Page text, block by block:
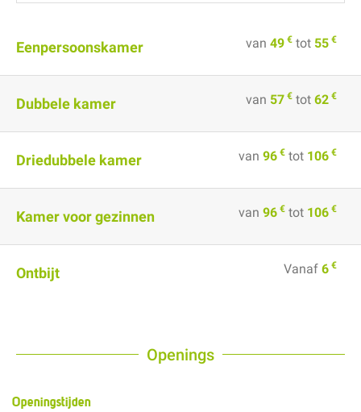
Eenpersoonskamer van 49 € tot 55 €
Dubbele kamer van 57 € tot 62 €
Driedubbele kamer van 96 € tot 106 €
Kamer voor gezinnen van 96 € tot 106 €
Ontbijt Vanaf 6 €
Openings
Openingstijden